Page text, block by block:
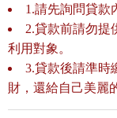
1.請先詢問貸款
2.貸款前請勿提
利用對象。
3.貸款後請準時
財，還給自己美麗